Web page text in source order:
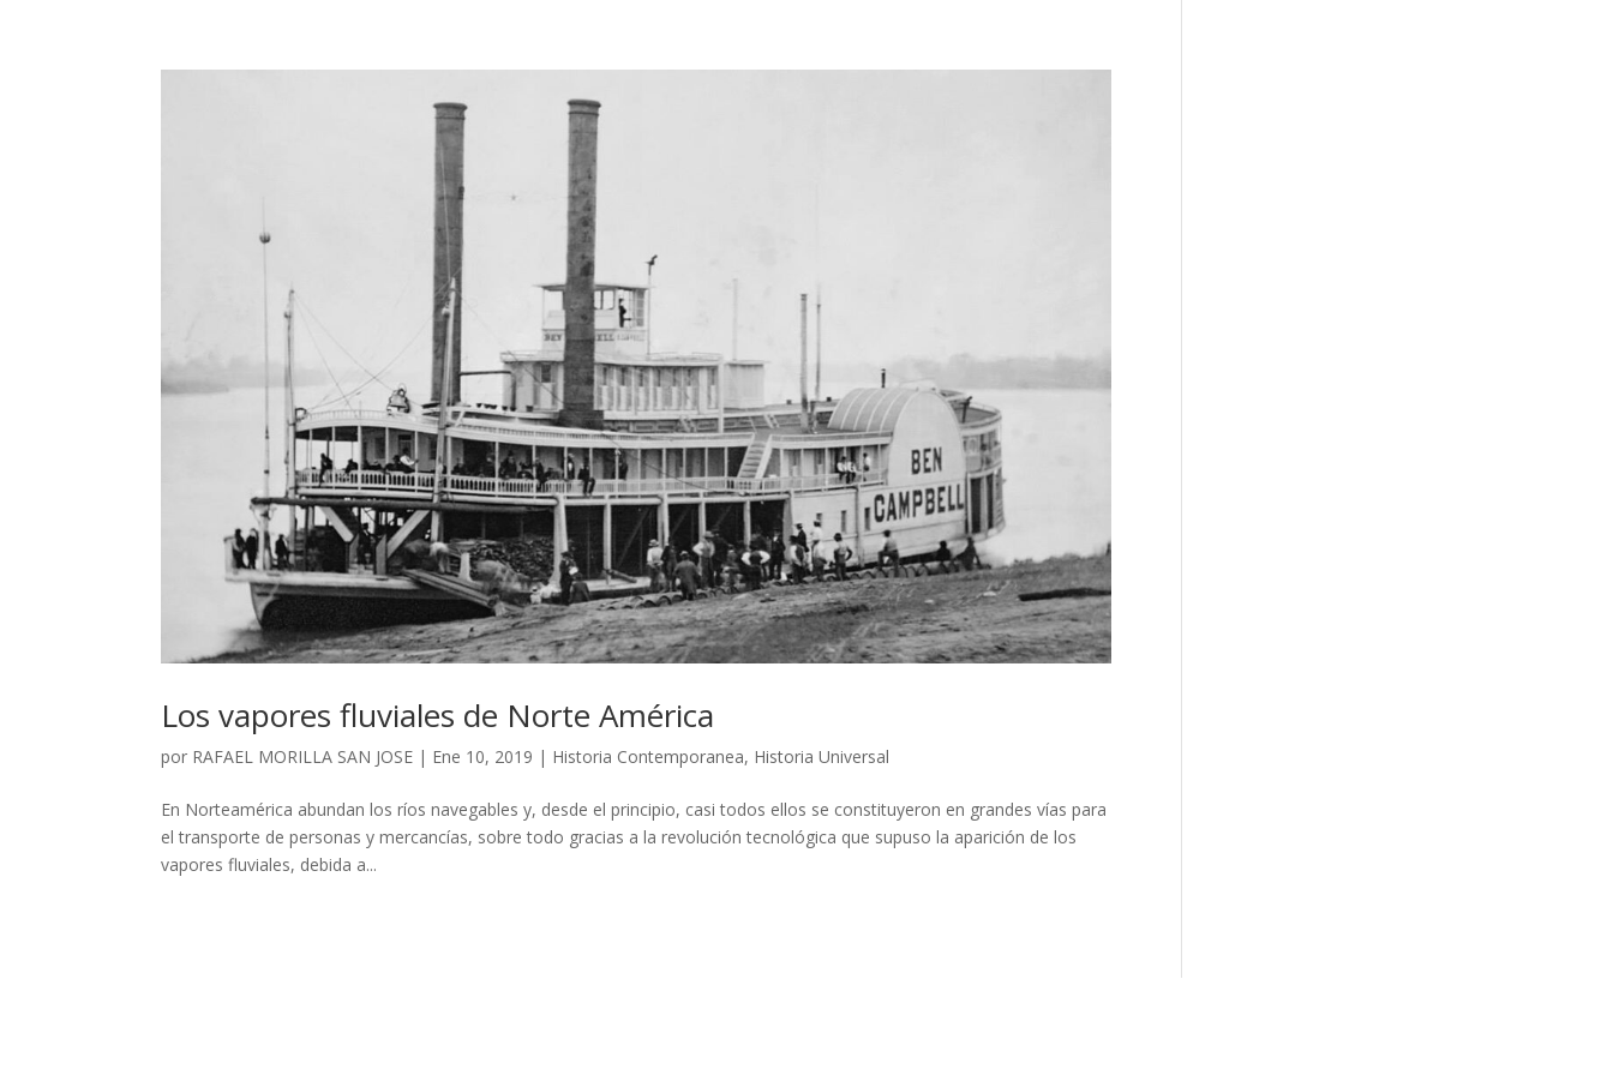
Los vapores fluviales de Norte América
por RAFAEL MORILLA SAN JOSE | Ene 10, 2019 | Historia Contemporanea, Historia Universal
En Norteamérica abundan los ríos navegables y, desde el principio, casi todos ellos se constituyeron en grandes vías para
el transporte de personas y mercancías, sobre todo gracias a la revolución tecnológica que supuso la aparición de los
vapores fluviales, debida a...